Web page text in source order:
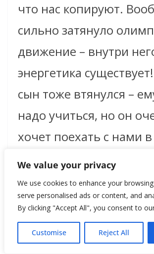
We value your privacy
We use cookies to enhance your
serve personalised ads or content, and
By clicking "Accept All", you consent to
Customise Reject All
что нас копируют.
сильно затянуло
движение – внутри
энергетика
сын тоже втянулся –
надо учиться, но он
хочет поехать с нами в
Ванкувер.
»Кем хочет стать
Если бы я знала! Сейчас